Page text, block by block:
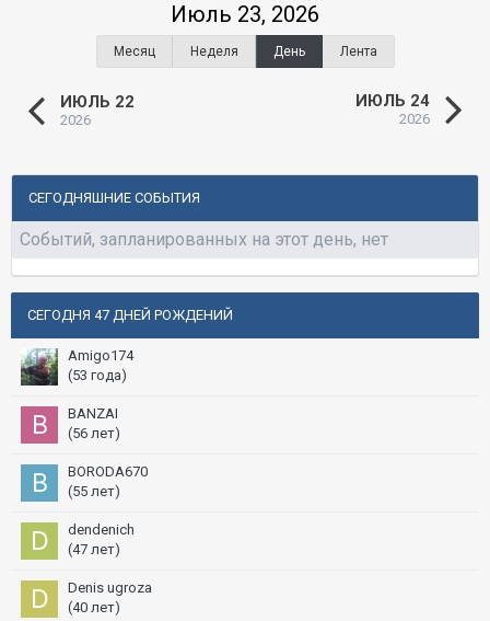
ИЮЛЬ 22
2026
Июль 23, 2026
Месяц Неделя День Лента
ИЮЛЬ 24
2026
СЕГОДНЯШНИЕ СОБЫТИЯ
Событий, запланированных на этот день, нет
СЕГОДНЯ 47 ДНЕЙ РОЖДЕНИЙ
Amigo174
(53 года)
BANZAI
(56 лет)
BORODA670
(55 лет)
dendenich
(47 лет)
Denis ugroza
(40 лет)